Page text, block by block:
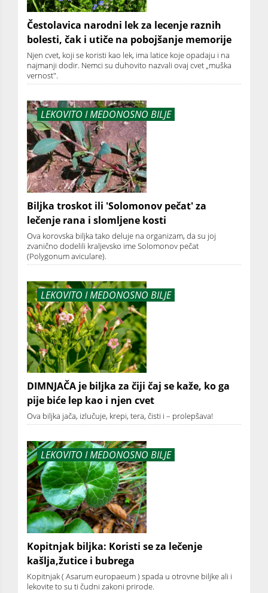
Čestolavica narodni lek za lecenje raznih
bolesti, čak i utiče na pobojšanje memorije
Njen cvet, koji se koristi kao lek, ima latice koje opadaju i na
najmanji dodir. Nemci su duhovito nazvali ovaj cvet „muška
vernost".
LEKOVITO I MEDONOSNO BILJE
Biljka troskot ili 'Solomonov pečat' za
lečenje rana i slomljene kosti
Ova korovska biljka tako deluje na organizam, da su joj
zvanično dodelili kraljevsko ime Solomonov pečat
(Polygonum aviculare).
LEKOVITO I MEDONOSNO BILJE
DIMNJAČA je biljka za čiji čaj se kaže, ko ga
pije biće lep kao i njen cvet
Ova biljka jača, izlučuje, krepi, tera, čisti i – prolepšava!
LEKOVITO I MEDONOSNO BILJE
Kopitnjak biljka: Koristi se za lečenje
kašlja,žutice i bubrega
Kopitnjak ( Asarum europaeum ) spada u otrovne biljke ali i
lekovite to su ti čudni zakoni prirode.